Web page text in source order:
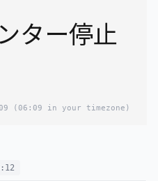
ター停止
(06:09 in your timezone)